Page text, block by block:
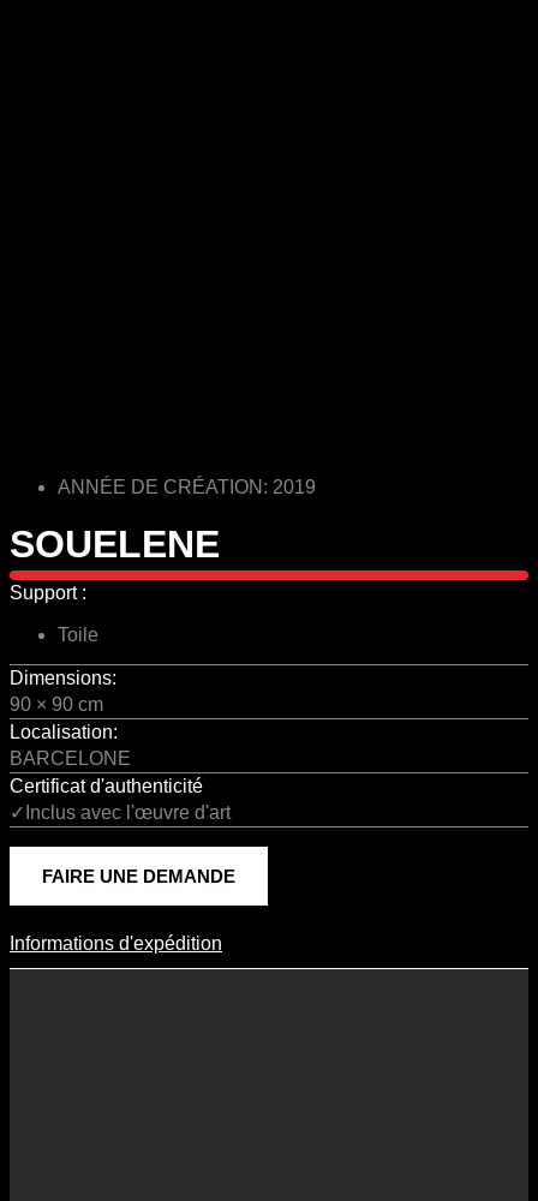
ANNÉE DE CRÉATION: 2019
SOUELENE
Support :
Toile
Dimensions:
90 × 90 cm
Localisation:
BARCELONE
Certificat d'authenticité
✓Inclus avec l'œuvre d'art
FAIRE UNE DEMANDE
Informations D'expédition
Informations d'expédition